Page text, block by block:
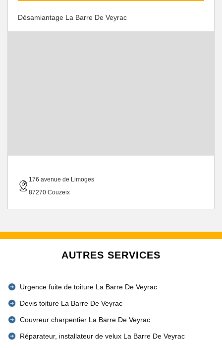
Désamiantage La Barre De Veyrac
176 avenue de Limoges
87270 Couzeix
AUTRES SERVICES
Urgence fuite de toiture La Barre De Veyrac
Devis toiture La Barre De Veyrac
Couvreur charpentier La Barre De Veyrac
Réparateur, installateur de velux La Barre De Veyrac